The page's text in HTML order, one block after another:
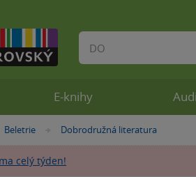
»
Beletrie »
Dobrodružná literatura
celý týden!
E-knihy
Vyhledávání